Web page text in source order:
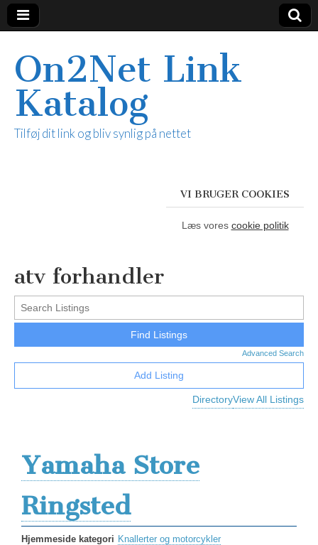
On2Net Link
Katalog
Tilføj dit link og bliv synlig på nettet
VI BRUGER COOKIES
Læs vores cookie politik
atv forhandler
Advanced Search
DirectoryView All Listings
Add Listing
Yamaha Store
Ringsted
Hjemmeside kategori Knallerter og motorcykler